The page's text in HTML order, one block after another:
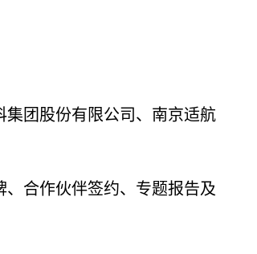
团股份有限公司、南京适航
合作伙伴签约、专题报告及